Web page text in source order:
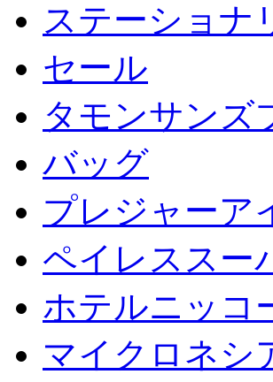
ステーショナ
セール
タモンサンズ
バッグ
プレジャーア
ペイレススー
ホテルニッコ
マイクロネシ